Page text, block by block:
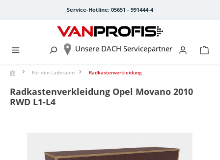
Service-Hotline: 05651 - 991444-4
Unsere DACH Servicepartner
Für den Laderaum Radkastenverkleidung
Radkastenverkleidung Opel Movano 2010
RWD L1-L4